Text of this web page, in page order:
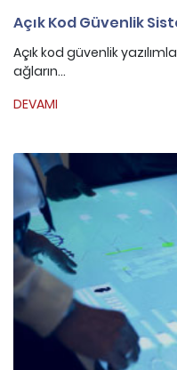
Açık Kod Güvenlik
Açık kod güvenlik
ağların...
DEVAMI